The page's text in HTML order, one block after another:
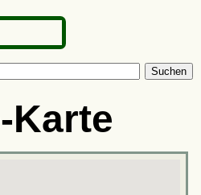
Suchen
Karte